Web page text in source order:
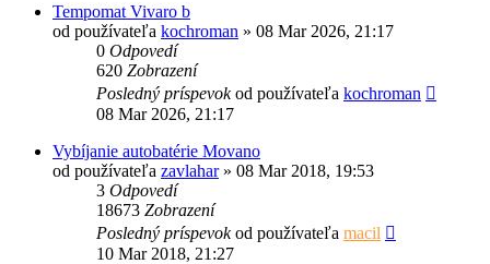
Tempomat Vivaro b
od používateľa kochroman » 08 Mar 2026, 21:17
0 Odpovedí
620 Zobrazení
Posledný príspevokod používateľa kochroman
08 Mar 2026, 21:17
Vybíjanie autobatérie Movano
od používateľa zavlahar» 08 Mar 2018, 19:53
3 Odpovedí
18673 Zobrazení
Posledný príspevokod používateľa macil
10 Mar 2018, 21:27